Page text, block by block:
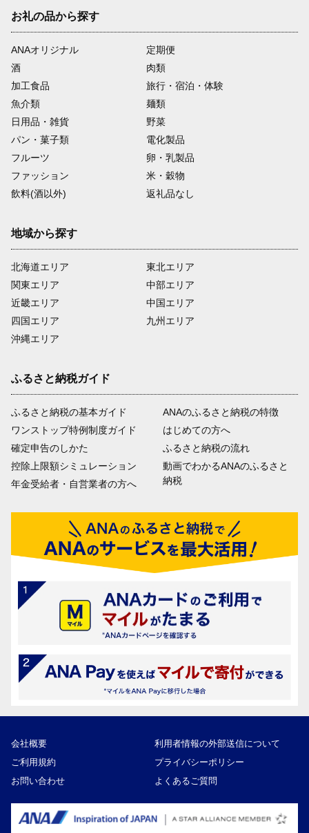
お礼の品から探す
ANAオリジナル
定期便
酒
肉類
加工食品
旅行・宿泊・体験
魚介類
麺類
日用品・雑貨
野菜
パン・菓子類
電化製品
フルーツ
卵・乳製品
ファッション
米・穀物
飲料(酒以外)
返礼品なし
地域から探す
北海道エリア
関東エリア
近畿エリア
四国エリア
沖縄エリア
東北エリア
中部エリア
中国エリア
九州エリア
ふるさと納税ガイド
ふるさと納税の基本ガイド
ワンストップ特例制度ガイド
確定申告のしかた
控除上限額シミュレーション
年金受給者・自営業者の方へ
ANAのふるさと納税の特徴
はじめての方へ
ふるさと納税の流れ
動画でわかるANAのふるさと
納税
会社概要
利用者情報の外部送信について
ご利用規約
プライバシーポリシー
お問い合わせ
よくあるご質問